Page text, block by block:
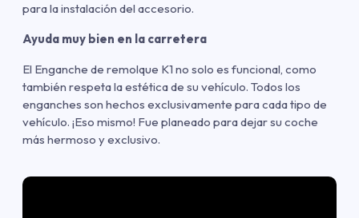
para la instalación del accesorio.
Ayuda muy bien en la carretera
El Enganche de remolque K1 no solo es funcional, como
también respeta la estética de su vehículo. Todos los
enganches son hechos exclusivamente para cada tipo de
vehículo. ¡Eso mismo! Fue planeado para dejar su coche
más hermoso y exclusivo.